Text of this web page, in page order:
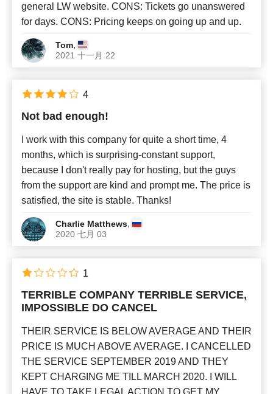
general LW website. CONS: Tickets go unanswered
for days. CONS: Pricing keeps on going up and up.
Tom,
2021 十一月 22
Not bad enough!
I work with this company for quite a short time, 4
months, which is surprising-constant support,
because I don't really pay for hosting, but the guys
from the support are kind and prompt me. The price is
satisfied, the site is stable. Thanks!
Charlie Matthews,
2020 七月 03
4
TERRIBLE COMPANY TERRIBLE SERVICE,
IMPOSSIBLE DO CANCEL
THEIR SERVICE IS BELOW AVERAGE AND THEIR
PRICE IS MUCH ABOVE AVERAGE. I CANCELLED
THE SERVICE SEPTEMBER 2019 AND THEY
KEPT CHARGING ME TILL MARCH 2020. I WILL
HAVE TO TAKE LEGAL ACTION TO GET MY
1